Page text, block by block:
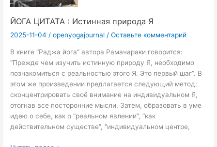
ЙОГА ЦИТАТА : Истинная природа Я
2025-11-04/openyogajournal/Оставьте комментарий
В книге “Раджа йога” автора Рамачараки говорится:
“Прежде чем изучить истинную природу Я, необходимо
познакомиться с реальностью этого Я. Это первый шаг”. В
этом же произведении предлагается следующий метод:
сконцентрировать своё внимание на индивидуальном Я,
отогнав все посторонние мысли. Затем, образовать в уме
идею о себе, как о “реальном явлении”, “как
действительном существе”, “индивидуальном центре,